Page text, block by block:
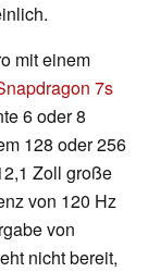
mit einem
7s
6 oder 8
128 oder 256
Zoll große
von 120 Hz
von
nicht bereit,